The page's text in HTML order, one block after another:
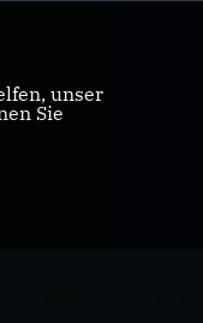
unser
Sie